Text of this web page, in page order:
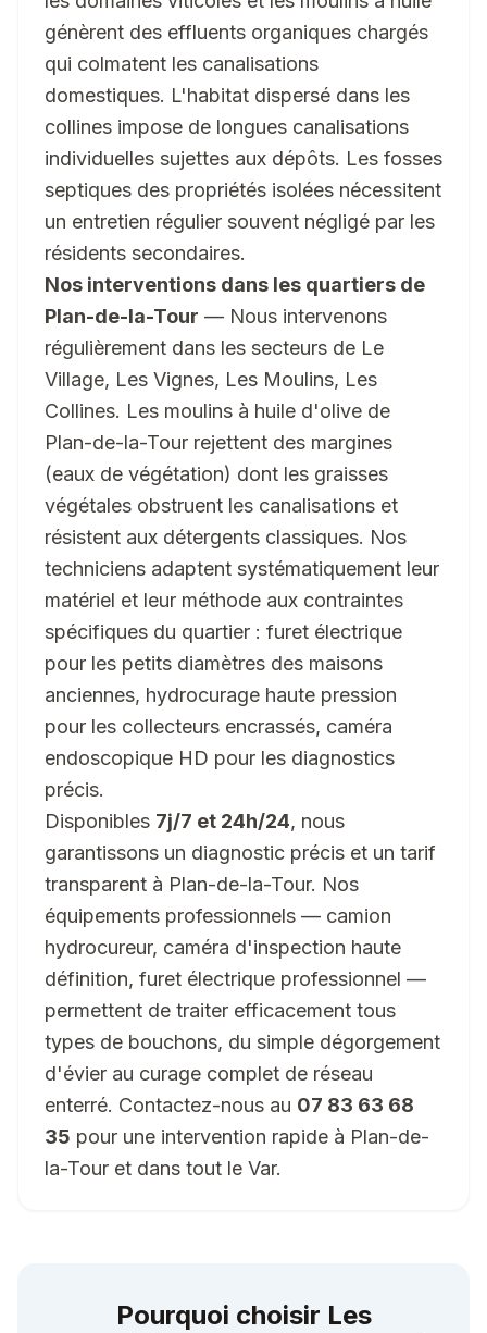
génèrent des effluents organiques chargés
qui colmatent les canalisations
domestiques. L'habitat dispersé dans les
collines impose de longues canalisations
individuelles sujettes aux dépôts. Les fosses
septiques des propriétés isolées nécessitent
un entretien régulier souvent négligé par les
résidents secondaires.
Nos interventions dans les quartiers de
Plan-de-la-Tour — Nous intervenons
régulièrement dans les secteurs de Le
Village, Les Vignes, Les Moulins, Les
Collines. Les moulins à huile d'olive de
Plan-de-la-Tour rejettent des margines
(eaux de végétation) dont les graisses
végétales obstruent les canalisations et
résistent aux détergents classiques. Nos
techniciens adaptent systématiquement leur
matériel et leur méthode aux contraintes
spécifiques du quartier : furet électrique
pour les petits diamètres des maisons
anciennes, hydrocurage haute pression
pour les collecteurs encrassés, caméra
endoscopique HD pour les diagnostics
précis.
Disponibles 7j/7 et 24h/24, nous
garantissons un diagnostic précis et un tarif
transparent à Plan-de-la-Tour. Nos
équipements professionnels — camion
hydrocureur, caméra d'inspection haute
définition, furet électrique professionnel —
permettent de traiter efficacement tous
types de bouchons, du simple dégorgement
d'évier au curage complet de réseau
enterré. Contactez-nous au 07 83 63 68
35 pour une intervention rapide à Plan-de-
la-Tour et dans tout le Var.
Pourquoi choisir Les